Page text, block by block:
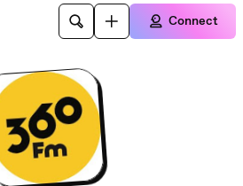
Connect